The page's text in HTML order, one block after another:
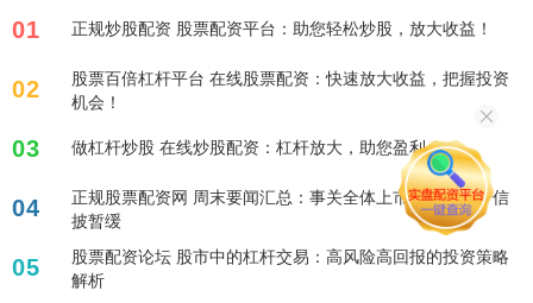
01 正规炒股配资 股票配资平台：助您轻松炒股，放大收益！
02
股票百倍杠杆平台 在线股票配资：快速放大收益，把握投资
机会！
03 做杠杆炒股 在线炒股配资：杠杆放大，助您盈利！
04
正规股票配资网 周末要闻汇总：事关全体上市公司！关于信
披暂缓
05
股票配资论坛 股市中的杠杆交易：高风险高回报的投资策略
解析